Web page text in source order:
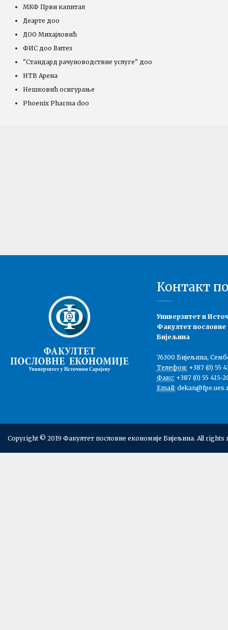
МКФ Први капитал
Деарте доо
ДОО Михајловић
ФИС доо Витез
"Стандард рачуноводствне услуге" доо
НТВ Арена
Нешковић осигурање
Phoenix Pharma doo
Контакт
Универзитет и
Факултет пословне
Бијељина
76300 Бијељина,
Телефон: +387 (0) 55
Факс: +387 (0) 55 415-
Email:
Copyright © 2019 Факултет пословне економије Бијељина. All rights